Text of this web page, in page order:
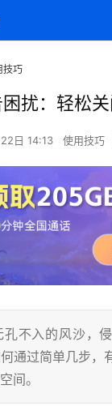
技巧
扰：轻松
日 14:13 使用技巧
不入的风沙，
通过简单几步，
间。